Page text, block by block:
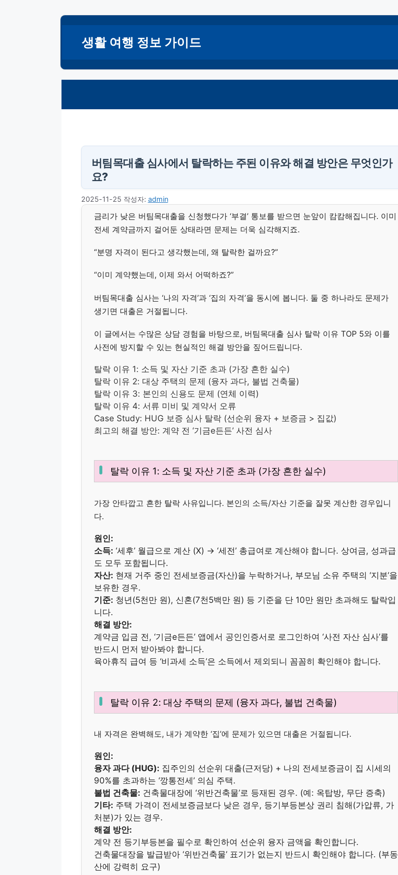
생활 여행 정보 가이드
버팀목대출 심사에서 탈락하는 주된 이유와 해결 방안은 무엇인가
요?
2025-11-25 작성자: admin
금리가 낮은 버팀목대출을 신청했다가 ‘부결’ 통보를 받으면 눈앞이 캄캄해집니다. 이미
전세 계약금까지 걸어둔 상태라면 문제는 더욱 심각해지죠.
“분명 자격이 된다고 생각했는데, 왜 탈락한 걸까요?”
“이미 계약했는데, 이제 와서 어떡하죠?”
버팀목대출 심사는 ‘나의 자격’과 ‘집의 자격’을 동시에 봅니다. 둘 중 하나라도 문제가
생기면 대출은 거절됩니다.
이 글에서는 수많은 상담 경험을 바탕으로, 버팀목대출 심사 탈락 이유 TOP 5와 이를
사전에 방지할 수 있는 현실적인 해결 방안을 짚어드립니다.
탈락 이유 1: 소득 및 자산 기준 초과 (가장 흔한 실수)
탈락 이유 2: 대상 주택의 문제 (융자 과다, 불법 건축물)
탈락 이유 3: 본인의 신용도 문제 (연체 이력)
탈락 이유 4: 서류 미비 및 계약서 오류
Case Study: HUG 보증 심사 탈락 (선순위 융자 + 보증금 > 집값)
최고의 해결 방안: 계약 전 ‘기금e든든’ 사전 심사
탈락 이유 1: 소득 및 자산 기준 초과 (가장 흔한 실수)
가장 안타깝고 흔한 탈락 사유입니다. 본인의 소득/자산 기준을 잘못 계산한 경우입니
다.
원인:
소득: ‘세후’ 월급으로 계산 (X) → ‘세전’ 총급여로 계산해야 합니다. 상여금, 성과급
도 모두 포함됩니다.
자산: 현재 거주 중인 전세보증금(자산)을 누락하거나, 부모님 소유 주택의 ‘지분’을
보유한 경우.
기준: 청년(5천만 원), 신혼(7천5백만 원) 등 기준을 단 10만 원만 초과해도 탈락입
니다.
해결 방안:
계약금 입금 전, ‘기금e든든’ 앱에서 공인인증서로 로그인하여 ‘사전 자산 심사’를
반드시 먼저 받아봐야 합니다.
육아휴직 급여 등 ‘비과세 소득’은 소득에서 제외되니 꼼꼼히 확인해야 합니다.
탈락 이유 2: 대상 주택의 문제 (융자 과다, 불법 건축물)
내 자격은 완벽해도, 내가 계약한 ‘집’에 문제가 있으면 대출은 거절됩니다.
원인:
융자 과다 (HUG): 집주인의 선순위 대출(근저당) + 나의 전세보증금이 집 시세의
90%를 초과하는 ‘깡통전세’ 의심 주택.
불법 건축물: 건축물대장에 ‘위반건축물’로 등재된 경우. (예: 옥탑방, 무단 증축)
기타: 주택 가격이 전세보증금보다 낮은 경우, 등기부등본상 권리 침해(가압류, 가
처분)가 있는 경우.
해결 방안:
계약 전 등기부등본을 필수로 확인하여 선순위 융자 금액을 확인합니다.
건축물대장을 발급받아 ‘위반건축물’ 표기가 없는지 반드시 확인해야 합니다. (부동
산에 강력히 요구)